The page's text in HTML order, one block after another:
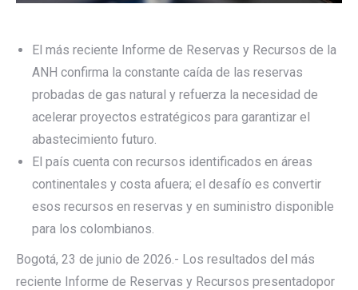
El más reciente Informe de Reservas y Recursos de la
ANH confirma la constante caída de las reservas
probadas de gas natural y refuerza la necesidad de
acelerar proyectos estratégicos para garantizar el
abastecimiento futuro.
El país cuenta con recursos identificados en áreas
continentales y costa afuera; el desafío es convertir
esos recursos en reservas y en suministro disponible
para los colombianos.
Bogotá, 23 de junio de 2026.- Los resultados del más
reciente Informe de Reservas y Recursos presentadopor